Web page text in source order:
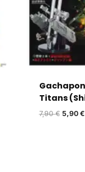
Titans
7,90€ 5,90€